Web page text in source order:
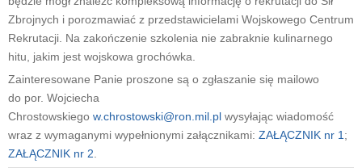
Zbrojnych i porozmawiać z przedstawicielami Wojskowego Centrum
Rekrutacji. Na zakończenie szkolenia nie zabraknie kulinarnego
hitu, jakim jest wojskowa grochówka.
Zainteresowane Panie proszone są o zgłaszanie się mailowo
do por. Wojciecha
Chrostowskiego w.chrostowski@ron.mil.pl wysyłając wiadomość
wraz z wymaganymi wypełnionymi załącznikami: ZAŁĄCZNIK nr 1 ;
ZAŁĄCZNIK nr 2